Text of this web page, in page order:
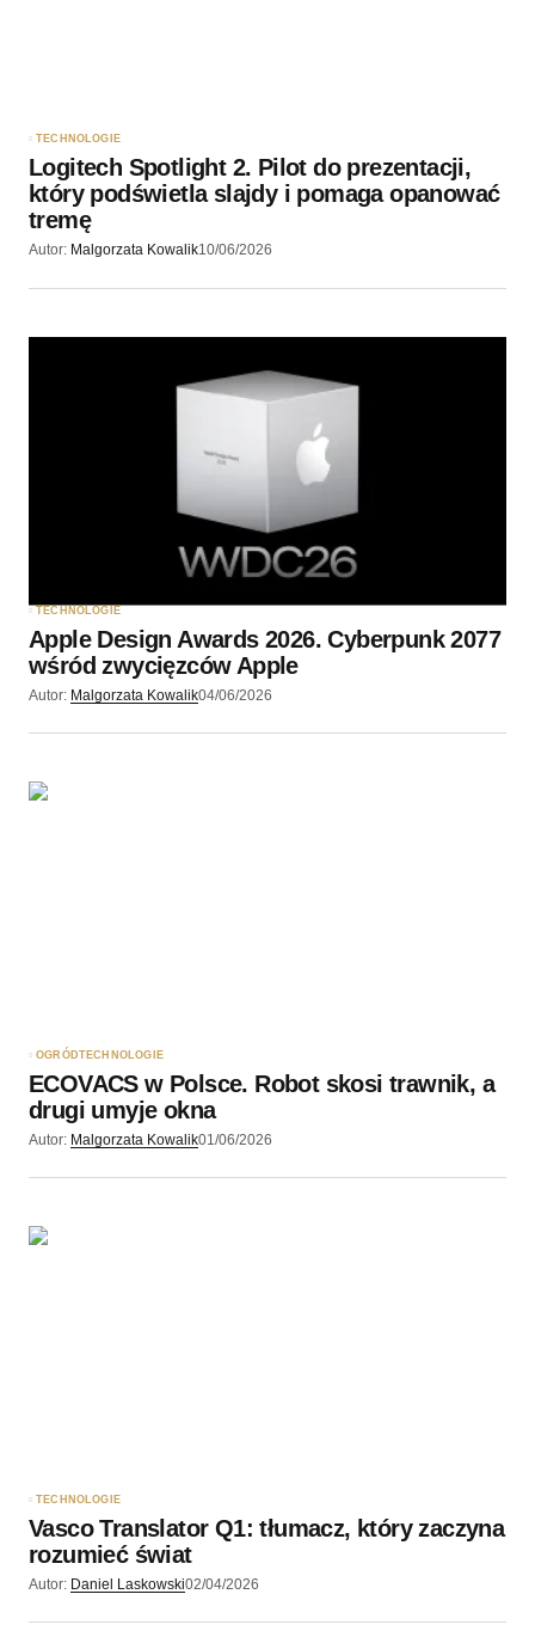
Wyślij komentarz
TECHNOLOGIE
Logitech Spotlight 2. Pilot do prezentacji,
który podświetla slajdy i pomaga opanować
tremę
Autor: Malgorzata Kowalik10/06/2026
TECHNOLOGIE
Apple Design Awards 2026. Cyberpunk 2077
wśród zwycięzców Apple
Autor: Malgorzata Kowalik04/06/2026
OGRÓDTECHNOLOGIE
ECOVACS w Polsce. Robot skosi trawnik, a
drugi umyje okna
Autor: Malgorzata Kowalik01/06/2026
TECHNOLOGIE
Vasco Translator Q1: tłumacz, który zaczyna
rozumieć świat
Autor: Daniel Laskowski02/04/2026